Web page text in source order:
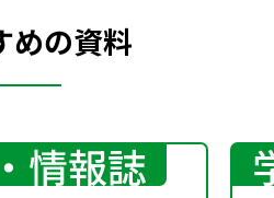
めの資料
情報誌